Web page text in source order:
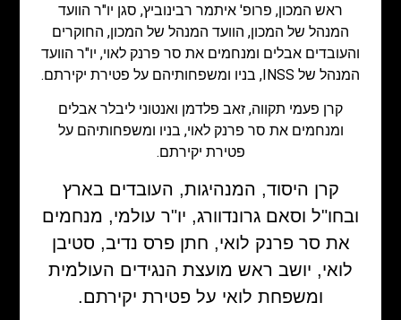
ראש המכון, פרופ' איתמר רבינוביץ, סגן יו"ר הוועד
המנהל של המכון, הוועד המנהל של המכון, החוקרים
והעובדים אבלים ומנחמים את סר פרנק לאוי, יו"ר הוועד
המנהל של INSS, בניו ומשפחותיהם על פטירת יקירתם.
קרן פעמי תקווה, זאב פלדמן ואנטוני ליבלר אבלים
ומנחמים את סר פרנק לאוי, בניו ומשפחותיהם על
פטירת יקירתם.
קרן היסוד, המנהיגות, העובדים בארץ
ובחו"ל וסאם גרונדוורג, יו"ר עולמי, מנחמים
את סר פרנק לואי, חתן פרס נדיב, סטיבן
לואי, יושב ראש מועצת הנגידים העולמית
ומשפחת לואי על פטירת יקירתם.